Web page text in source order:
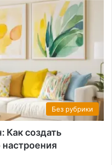
Без рубрики
Как создать